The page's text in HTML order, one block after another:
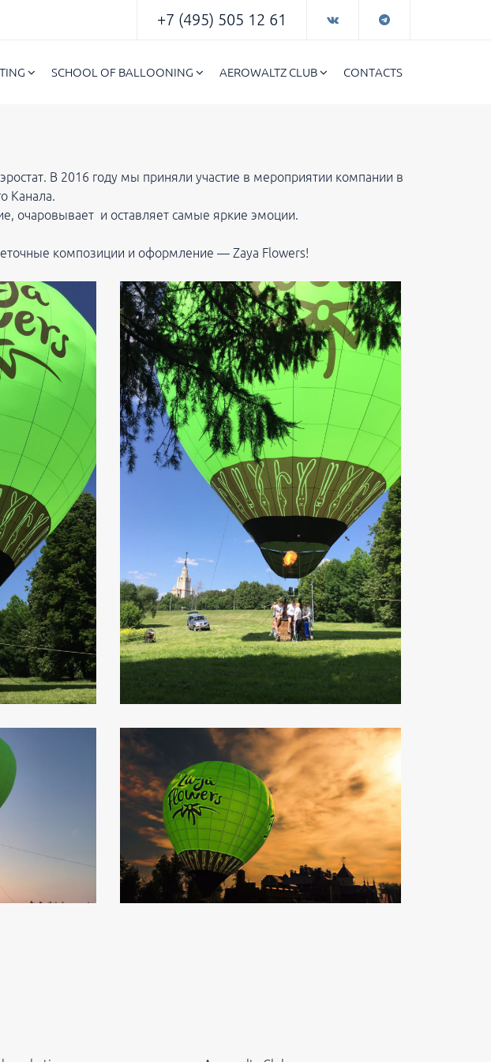
+7 (495) 505 12 61
SCHOOL OF BALLOONING AEROWALTZ CLUB CONTACTS
В 2016 году мы приняли участие в мероприятии компании в
Канала.
очаровывает и оставляет самые яркие эмоции.
композиции и оформление — Zaya Flowers!